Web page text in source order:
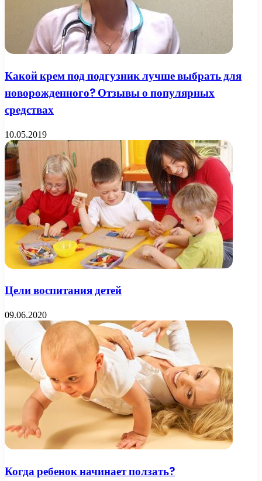
Какой крем под подгузник лучше выбрать для
новорожденного? Отзывы о популярных
средствах
10.05.2019
Цели воспитания детей
09.06.2020
Когда ребенок начинает ползать?